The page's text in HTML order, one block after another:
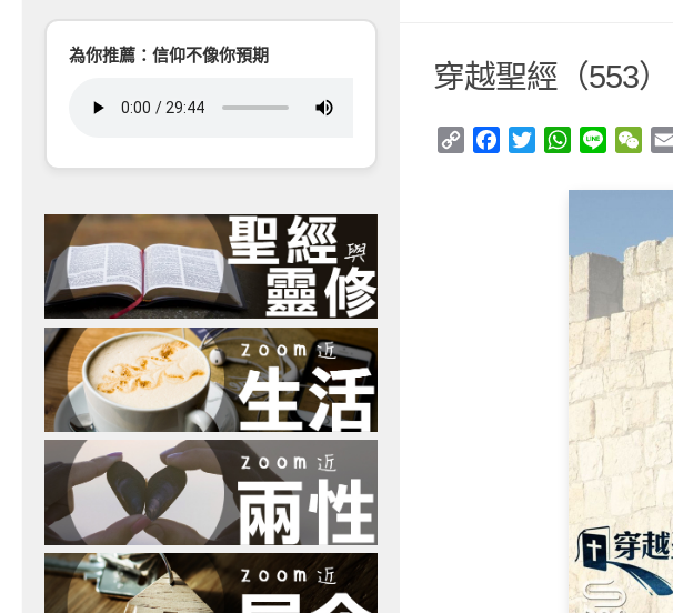
穿越聖經（553
Copy
Facebook
TwitterWhatsApp
Line
為你推薦：信仰不像你預期